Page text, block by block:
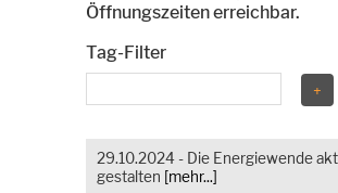
Öffnungszeiten erreichbar.
Tag-Filter
29.10.2024 - Die Energiewende
gestalten [mehr...]